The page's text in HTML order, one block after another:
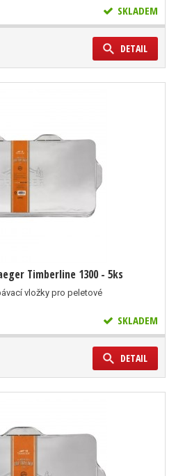
SKLADEM
DETAIL
Timberline 1300 - 5ks
vložky pro peletové
SKLADEM
DETAIL